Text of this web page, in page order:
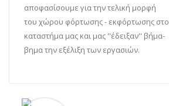
αποφασίσουμε για την τελική μορφή
του χώρου φόρτωσης - εκφόρτωσης στο
καταστήμα μας και μας ''έδειξαν'' βήμα-
βημα την εξέλιξη των εργασιών.